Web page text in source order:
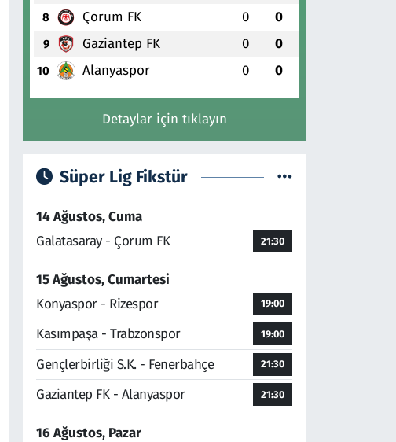
8 Çorum FK 0 0
9 Gaziantep FK 0 0
10 Alanyaspor 0 0
Detaylar için tıklayın
Süper Lig Fikstür
14 Ağustos, Cuma
Galatasaray - Çorum FK
21:30
15 Ağustos, Cumartesi
Konyaspor - Rizespor
19:00
Kasımpaşa - Trabzonspor 19:00
Gençlerbirliği S.K. - Fenerbahçe 21:30
Gaziantep FK - Alanyaspor 21:30
16 Ağustos, Pazar